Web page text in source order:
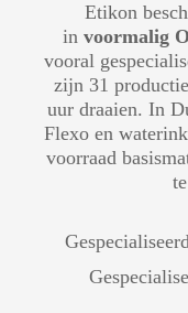
Etikon
in voormalig
vooral
zijn 31
uur draaien. In
Flexo en
voorraad